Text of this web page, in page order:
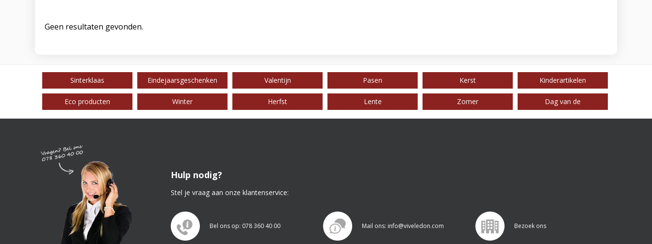
Geen resultaten gevonden.
Sinterklaas Eindejaarsgeschenken Valentijn Pasen Kerst Kinderartikelen
Eco producten Winter Herfst Lente Zomer Dag van de
Hulp nodig?
Stel je vraag aan onze klantenservice:
Bel ons op: 078 360 40 00 Mail ons: info@viveledon.com Bezoek ons